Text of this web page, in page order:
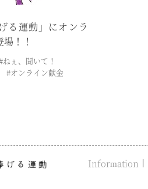
る運動」にオンラ
！！
ねぇ、聞いて！
#オンライン献金
Information